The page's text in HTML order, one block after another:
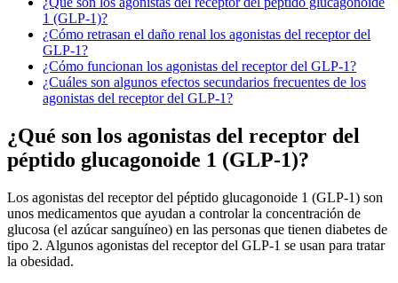
1 (GLP-1)?
¿Cómo retrasan el daño renal los agonistas del receptor del
GLP-1?
¿Cómo funcionan los agonistas del receptor del GLP-1?
¿Cuáles son algunos efectos secundarios frecuentes de los
agonistas del receptor del GLP-1?
¿Qué son los agonistas del receptor del
péptido glucagonoide 1 (GLP-1)?
Los agonistas del receptor del péptido glucagonoide 1 (GLP-1) son
unos medicamentos que ayudan a controlar la concentración de
glucosa (el azúcar sanguíneo) en las personas que tienen diabetes de
tipo 2. Algunos agonistas del receptor del GLP-1 se usan para tratar
la obesidad.